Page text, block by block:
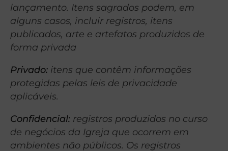
lançamento. Itens sagrados podem, em
alguns casos, incluir registros, itens
publicados, arte e artefatos produzidos de
forma privada
Privado: itens que contêm informações
protegidas pelas leis de privacidade
aplicáveis.
Confidencial: registros produzidos no curso
de negócios da Igreja que ocorrem em
ambientes não públicos. Os registros